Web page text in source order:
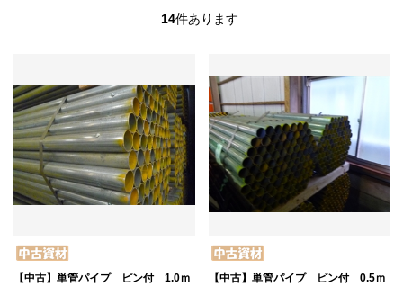
14件あります
【中古】単管パイプ ピン付 1.0ｍ
【中古】単管パイプ ピン付 0.5ｍ